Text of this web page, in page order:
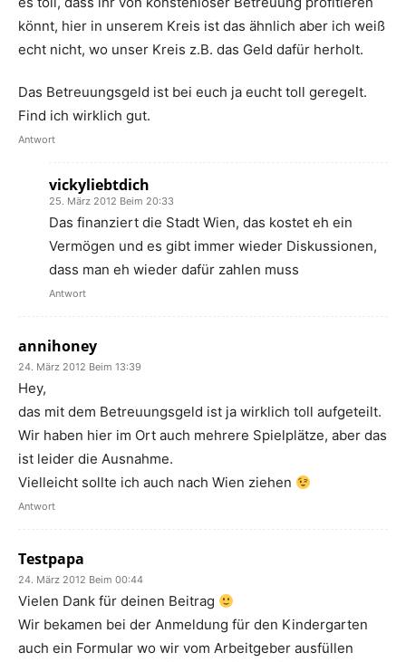
könnt, hier in unserem Kreis ist das ähnlich aber ich weiß
echt nicht, wo unser Kreis z.B. das Geld dafür herholt.
Das Betreuungsgeld ist bei euch ja eucht toll geregelt.
Find ich wirklich gut.
Antwort
vickyliebtdich
25. März 2012 Beim 20:33
Das finanziert die Stadt Wien, das kostet eh ein
Vermögen und es gibt immer wieder Diskussionen,
dass man eh wieder dafür zahlen muss
Antwort
annihoney
24. März 2012 Beim 13:39
Hey,
das mit dem Betreuungsgeld ist ja wirklich toll aufgeteilt.
Wir haben hier im Ort auch mehrere Spielplätze, aber das
ist leider die Ausnahme.
Vielleicht sollte ich auch nach Wien ziehen
Antwort
Testpapa
24. März 2012 Beim 00:44
Vielen Dank für deinen Beitrag
Wir bekamen bei der Anmeldung für den Kindergarten
auch ein Formular wo wir vom Arbeitgeber ausfüllen